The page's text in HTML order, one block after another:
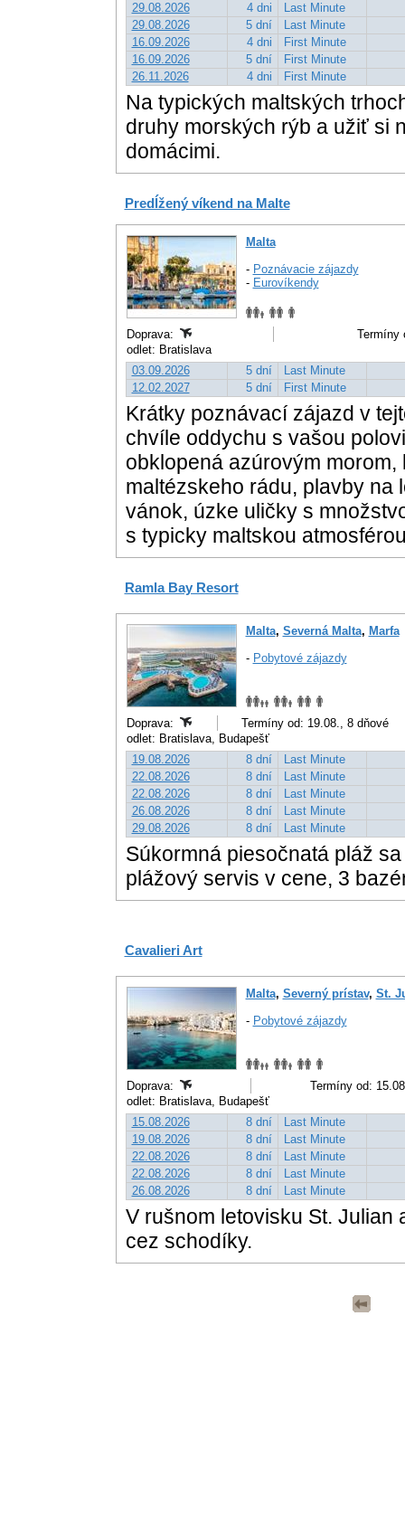
29.08.2026 4 dni
Last Minute
29.08.2026
5 dní
Last Minute
16.09.2026
4 dni
First Minute
16.09.2026
5 dní
First Minute
26.11.2026
4 dni First Minute
Na typických maltských
druhy morských rýb a užiť si
domácimi.
Predĺžený víkend na Malte
Malta
- Poznávacie zájazdy
- Eurovíkendy
Doprava:
Termíny
odlet: Bratislava
03.09.2026
5 dní
Last Minute
12.02.2027
5 dní First Minute
Krátky poznávací zájazd v
chvíle oddychu s vašou
obklopená azúrovým
maltézskeho rádu, plavby
vánok, úzke uličky s
s typicky maltskou
Ramla Bay Resort
Malta, Severná Malta, Marfa
- Pobytové zájazdy
Doprava:
Termíny od: 19.08., 8 dňové
odlet: Bratislava, Budapešť
19.08.2026
8 dní
Last Minute
22.08.2026
8 dní
Last Minute
22.08.2026
8 dní
Last Minute
26.08.2026
8 dní
Last Minute
29.08.2026
8 dní Last Minute
Súkormná piesočnatá pláž
plážový servis v cene, 3
Cavalieri Art
Malta, Severný prístav, St.
- Pobytové zájazdy
Doprava:
Termíny od:
odlet: Bratislava, Budapešť
15.08.2026
8 dní
Last Minute
19.08.2026
8 dní
Last Minute
22.08.2026
8 dní
Last Minute
22.08.2026
8 dní
Last Minute
26.08.2026
8 dní Last Minute
V rušnom letovisku St. Julian
cez schodíky.